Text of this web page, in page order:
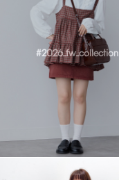
#2026_fw_collection